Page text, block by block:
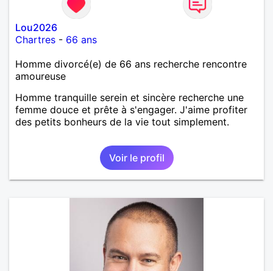
Lou2026
Chartres - 66 ans
Homme divorcé(e) de 66 ans recherche rencontre
amoureuse
Homme tranquille serein et sincère recherche une
femme douce et prête à s'engager. J'aime profiter
des petits bonheurs de la vie tout simplement.
Voir le profil